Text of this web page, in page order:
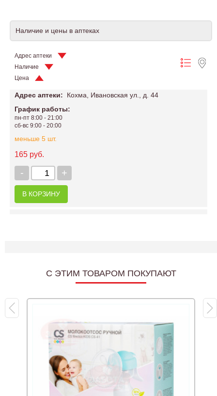
Наличие и цены в аптеках
Адрес аптеки
Наличие
Цена
Адрес аптеки:
Кохма, Ивановская ул., д. 44
График работы:
пн-пт 8:00 - 21:00
сб-вс 9:00 - 20:00
меньше 5 шт.
165 руб.
+
-
В КОРЗИНУ
C ЭТИМ ТОВАРОМ ПОКУПАЮТ